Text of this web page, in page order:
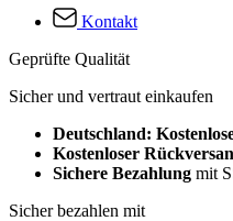
Kontakt
Geprüfte Qualität
Sicher und vertraut einkaufen
Deutschland:
Kostenloser
Sichere Bezahlung mit
Sicher bezahlen mit